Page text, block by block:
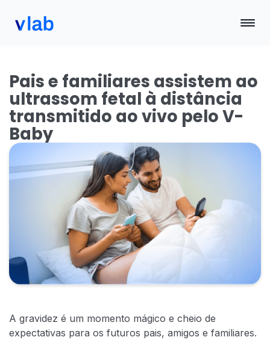
Pais e familiares assistem ao
ultrassom fetal à distância
transmitido ao vivo pelo V-
Baby
A gravidez é um momento mágico e cheio de
expectativas para os futuros pais, amigos e familiares.